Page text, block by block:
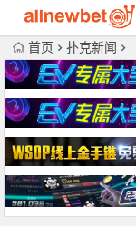
首页 扑克新闻